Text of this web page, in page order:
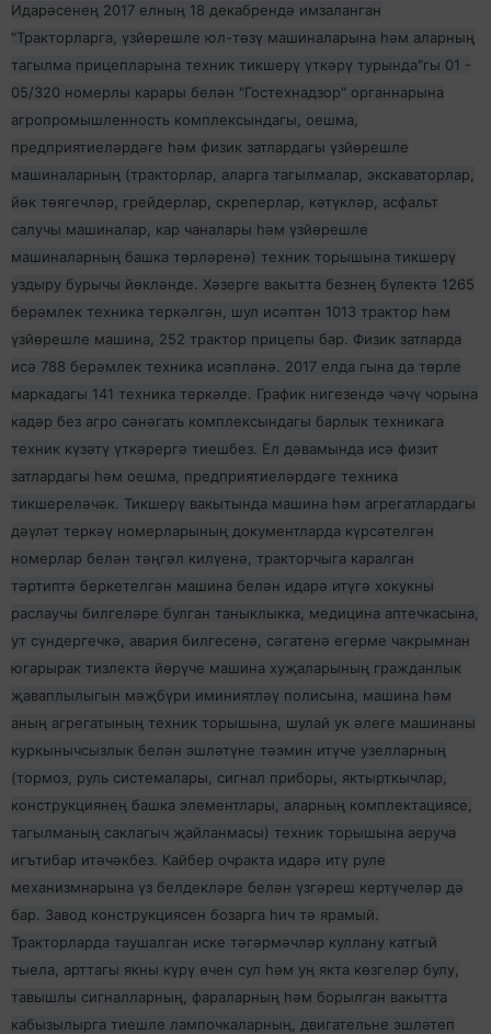
Идарәсенең 2017 елның 18 декабрендә имзаланган
"Тракторларга, үзйөрешле юл-төзү машиналарына һәм аларның
тагылма прицепларына техник тикшерү үткәрү турында"гы 01 -
05/320 номерлы карары белән "Гостехнадзор" органнарына
агропромышленность комплексындагы, оешма,
предприятиеләрдәге һәм физик затлардагы үзйөрешле
машиналарның (тракторлар, аларга тагылмалар, экскаваторлар,
йөк төягечләр, грейдерлар, скреперлар, кәтүкләр, асфальт
салучы машиналар, кар чаналары һәм үзйөрешле
машиналарның башка төрләренә) техник торышына тикшерү
уздыру бурычы йөкләнде. Хәзерге вакытта безнең бүлектә 1265
берәмлек техника теркәлгән, шул исәптән 1013 трактор һәм
үзйөрешле машина, 252 трактор прицепы бар. Физик затларда
исә 788 берәмлек техника исәпләнә. 2017 елда гына да төрле
маркадагы 141 техника теркәлде. График нигезендә чәчү чорына
кадәр без агро сәнәгать комплексындагы барлык техникага
техник күзәтү үткәрергә тиешбез. Ел дәвамында исә физит
затлардагы һәм оешма, предприятиеләрдәге техника
тикшереләчәк. Тикшерү вакытында машина һәм агрегатлардагы
дәүләт теркәү номерларының документларда күрсәтелгән
номерлар белән тәңгәл килүенә, тракторчыга каралган
тәртиптә беркетелгән машина белән идарә итүгә хокукны
раслаучы билгеләре булган таныклыкка, медицина аптечкасына,
ут сүндергечкә, авария билгесенә, сәгатенә егерме чакрымнан
югарырак тизлектә йөрүче машина хуҗаларының гражданлык
җаваплылыгын мәҗбүри иминиятләү полисына, машина һәм
аның агрегатының техник торышына, шулай ук әлеге машинаны
куркынычсызлык белән эшләтүне тәэмин итүче узелларның
(тормоз, руль системалары, сигнал приборы, яктырткычлар,
конструкциянең башка элементлары, аларның комплектациясе,
тагылманың саклагыч җайланмасы) техник торышына аеруча
игътибар итәчәкбез. Кайбер очракта идарә итү руле
механизмнарына үз белдекләре белән үзгәреш кертүчеләр дә
бар. Завод конструкциясен бозарга һич тә ярамый.
Тракторларда таушалган иске тәгәрмәчләр куллану катгый
тыела, арттагы якны күрү өчен сул һәм уң якта көзгеләр булу,
тавышлы сигналларның, фараларның һәм борылган вакытта
кабызылырга тиешле лампочкаларның, двигательне эшләтеп